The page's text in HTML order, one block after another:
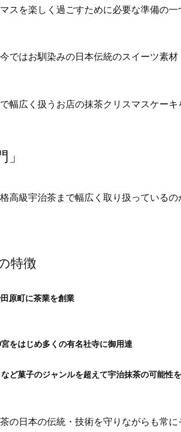
スを楽しく過ごすために必要な準備の
ではお馴染みの日本伝統のスイーツ素
広く扱うお店の抹茶クリスマスケーキ
高級宇治茶まで幅広く取り扱っている
特徴
原町に茶業を創業
をはじめ多くの有名社寺に御用達
ど菓子のジャンルを超えて宇治抹茶の可能性
の日本の伝統・技術を守りながらも常